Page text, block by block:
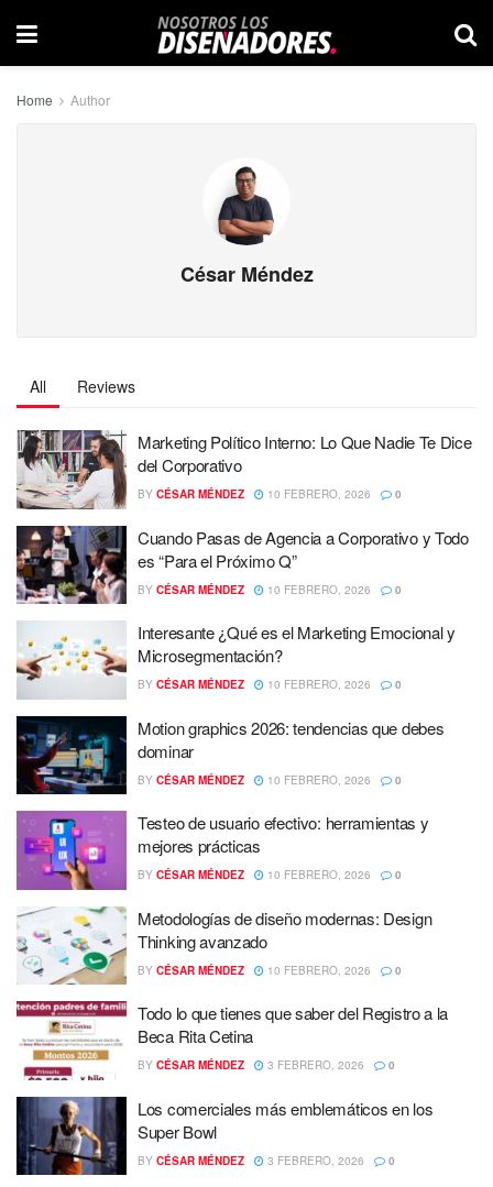
Home Author
César Méndez
All Reviews
Marketing Político Interno: Lo Que Nadie Te Dice
del Corporativo
BY CÉSAR MÉNDEZ 10 FEBRERO, 2026 0
Cuando Pasas de Agencia a Corporativo y Todo
es “Para el Próximo Q”
BY CÉSAR MÉNDEZ 10 FEBRERO, 2026 0
Interesante ¿Qué es el Marketing Emocional y
Microsegmentación?
BY CÉSAR MÉNDEZ 10 FEBRERO, 2026 0
Motion graphics 2026: tendencias que debes
dominar
BY CÉSAR MÉNDEZ 10 FEBRERO, 2026 0
Testeo de usuario efectivo: herramientas y
mejores prácticas
BY CÉSAR MÉNDEZ 10 FEBRERO, 2026 0
Metodologías de diseño modernas: Design
Thinking avanzado
BY CÉSAR MÉNDEZ 10 FEBRERO, 2026 0
Todo lo que tienes que saber del Registro a la
Beca Rita Cetina
BY CÉSAR MÉNDEZ 3 FEBRERO, 2026 0
Los comerciales más emblemáticos en los
Super Bowl
BY CÉSAR MÉNDEZ 3 FEBRERO, 2026 0